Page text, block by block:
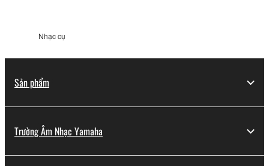
Nhạc cụ
Sản phẩm
Trường Âm Nhạc Yamaha